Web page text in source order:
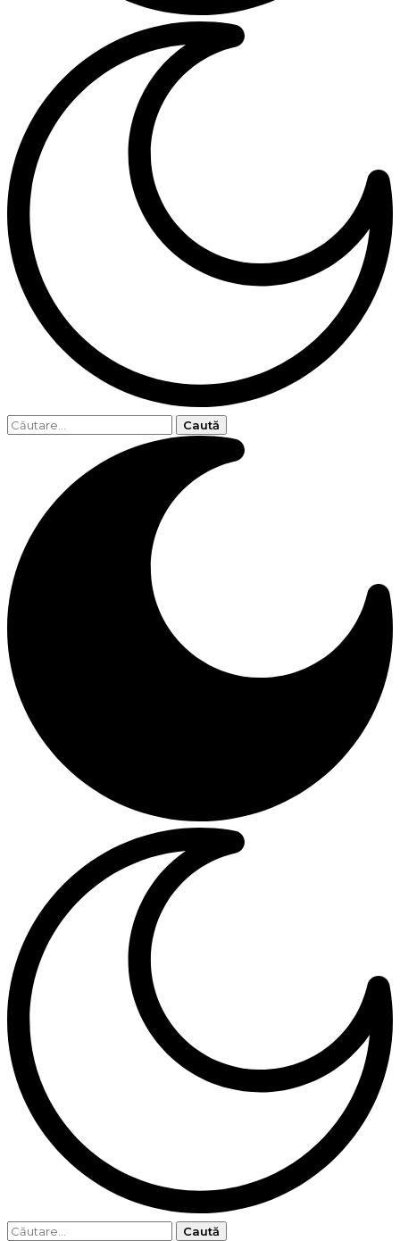
Caută
Caută